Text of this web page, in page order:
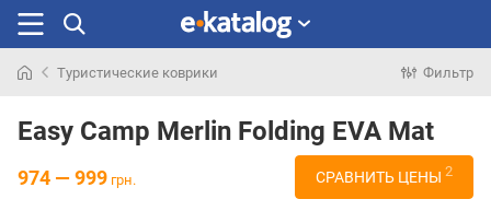
раньше
Туристические коврики Фильтр
Easy Camp Merlin Folding EVA Mat
974 — 999 грн. СРАВНИТЬ ЦЕНЫ 2